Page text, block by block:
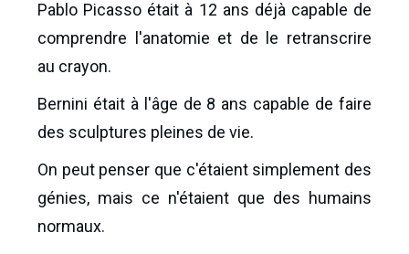
Pablo Picasso était à 12 ans déjà capable de
comprendre l'anatomie et de le retranscrire
au crayon.
Bernini était à l'âge de 8 ans capable de faire
des sculptures pleines de vie.
On peut penser que c'étaient simplement des
génies, mais ce n'étaient que des humains
normaux.